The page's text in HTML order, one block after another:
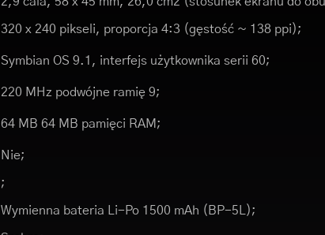
320 x 240 pikseli, proporcja 4:3 (gęstość ~ 138 ppi);
Symbian OS 9.1, interfejs użytkownika serii 60;
220 MHz podwójne ramię 9;
64 MB 64 MB pamięci RAM;
Nie;
;
Wymienna bateria Li-Po 1500 mAh (BP-5L);